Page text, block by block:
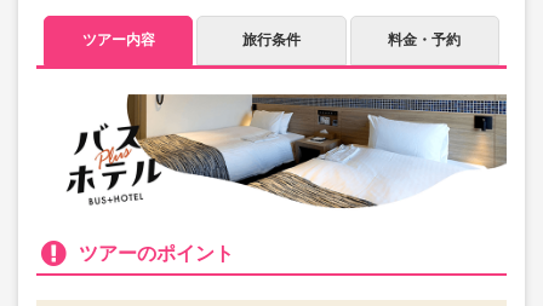
ツアー内容 旅行条件 料金・予約
ツアーのポイント